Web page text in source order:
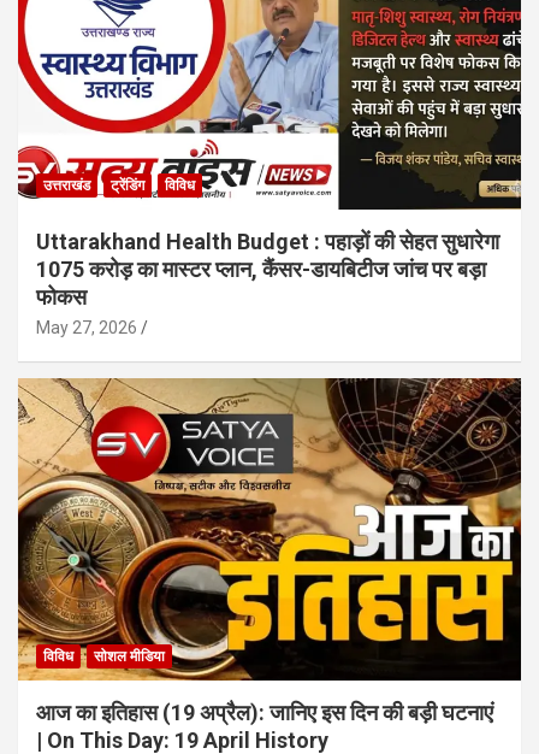
उत्तराखंड ट्रेंडिंग विविध
Uttarakhand Health Budget : पहाड़ों की सेहत सुधारेगा
1075 करोड़ का मास्टर प्लान, कैंसर-डायबिटीज जांच पर बड़ा
फोकस
May 27, 2026
विविध सोशल मीडिया
आज का इतिहास (19 अप्रैल): जानिए इस दिन की बड़ी घटनाएं
| On This Day: 19 April History